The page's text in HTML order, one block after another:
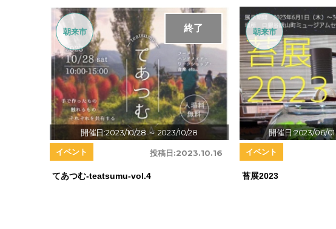
開催日:2023/10/28～ 2023/10/28
終了
朝来市
投稿日:2023.10.16
イベント
てあつむ-teatsumu-vol.4
開催日:2023/06/01
朝来市
イベント
苔展2023